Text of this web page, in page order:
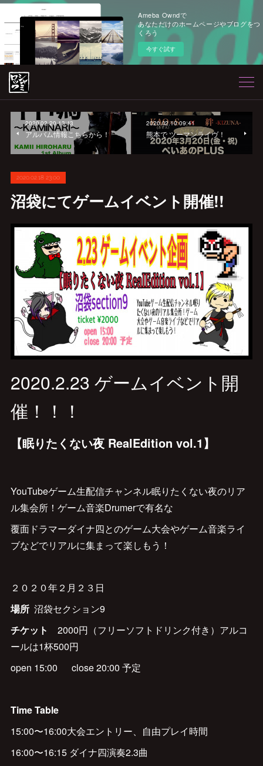
Ameba Owndで
あなただけのホームページやブログをつ
くろう
今すぐ試す
2020.02.20 13:13
アルバム情報こちらから！
2020.02.10 09:41
熊本で ツーマンライヴ！
2020.02.18 23:00
沼袋にてゲームイベント開催!!
2020.2.23 ゲームイベント開
催！！！
【眠りたくない夜 RealEdition vol.1】
YouTubeゲーム生配信チャンネル眠りたくない夜のリア
ル集会所！ゲーム音楽Drumerで有名な
覆面ドラマーダイナ四とのゲーム大会やゲーム音楽ライ
ブなどでリアルに集まって楽しもう！
２０２０年２月２３日
場所沼袋セクション9
チケット
2000円（フリーソフトドリンク付き）アルコ
ールは1杯500円
open 15:00 close 20:00 予定
Time Table
15:00〜16:00大会エントリー、自由プレイ時間
16:00〜16:15 ダイナ四演奏2.3曲